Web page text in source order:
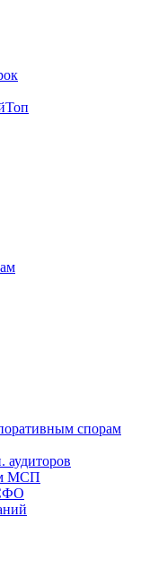
Топ
спорам
аудиторов
МСП